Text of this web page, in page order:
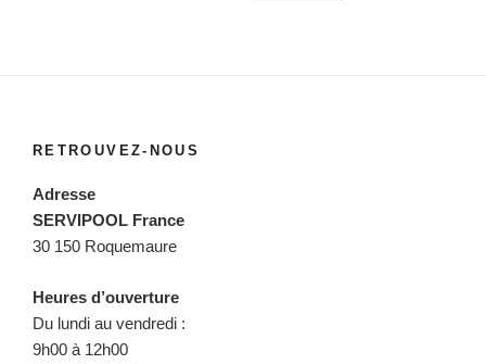
RETROUVEZ-NOUS
Adresse
SERVIPOOL France
30 150 Roquemaure
Heures d’ouverture
Du lundi au vendredi :
9h00 à 12h00